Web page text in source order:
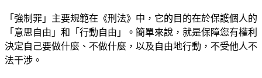
「強制罪」主要規範在《刑法》中，它的目的在於保護個人的
「意思自由」和「行動自由」。簡單來說，就是保障您有權利
決定自己要做什麼、不做什麼，以及自由地行動，不受他人不
法干涉。